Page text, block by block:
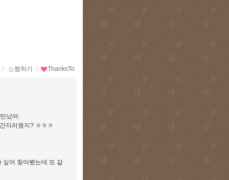
ｌ 찜하기 ｌ ThanksTo
났어.
지러웠지? ㅎㅎㅎ
싶어 찾아봤는데 또 같